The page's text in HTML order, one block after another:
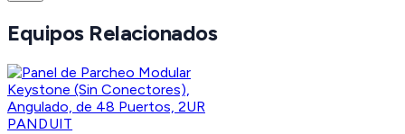
Equipos Relacionados
PANDUIT